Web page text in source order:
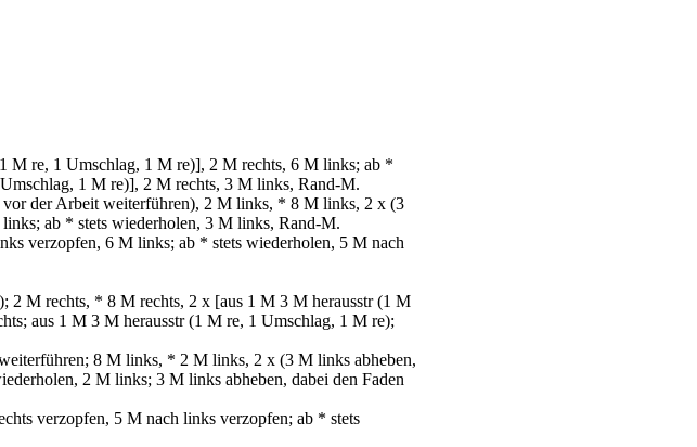
M re, 1 Umschlag, 1 M re)], 2 M rechts, 6 M links; ab *
1 M re)], 2 M rechts, 3 M links, Rand-M.
der Arbeit weiterführen), 2 M links, * 8 M links, 2 х (3
ab * stets wiederholen, 3 M links, Rand-M.
verzopfen, 6 M links; ab * stets wiederholen, 5 M nach
2 M rechts, * 8 M rechts, 2 х [aus 1 M 3 M herausstr (1 M
aus 1 M 3 M herausstr (1 M re, 1 Umschlag, 1 M re);
8 M links, * 2 M links, 2 х (3 M links abheben,
2 M links; 3 M links abheben, dabei den Faden
verzopfen, 5 M nach links verzopfen; ab * stets